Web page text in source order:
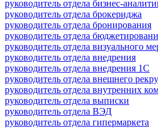
руководитель отдела бизнес-
руководитель отдела брокериджа
руководитель отдела бронирования
руководитель отдела
руководитель отдела визуального
руководитель отдела внедрения
руководитель отдела внедрения 1С
руководитель отдела внешнего
руководитель отдела внутренних
руководитель отдела выписки
руководитель отдела ВЭД
руководитель отдела гипермаркета